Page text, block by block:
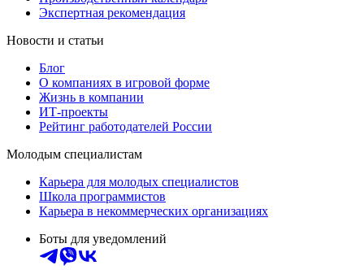
Экспертная рекомендация
Новости и статьи
Блог
О компаниях в игровой форме
Жизнь в компании
ИТ-проекты
Рейтинг работодателей России
Молодым специалистам
Карьера для молодых специалистов
Школа программистов
Карьера в некоммерческих организациях
Боты для уведомлений